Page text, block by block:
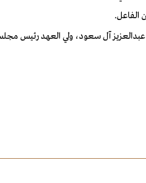
الفاعل.
آل سعود، ولي العهد رئيس